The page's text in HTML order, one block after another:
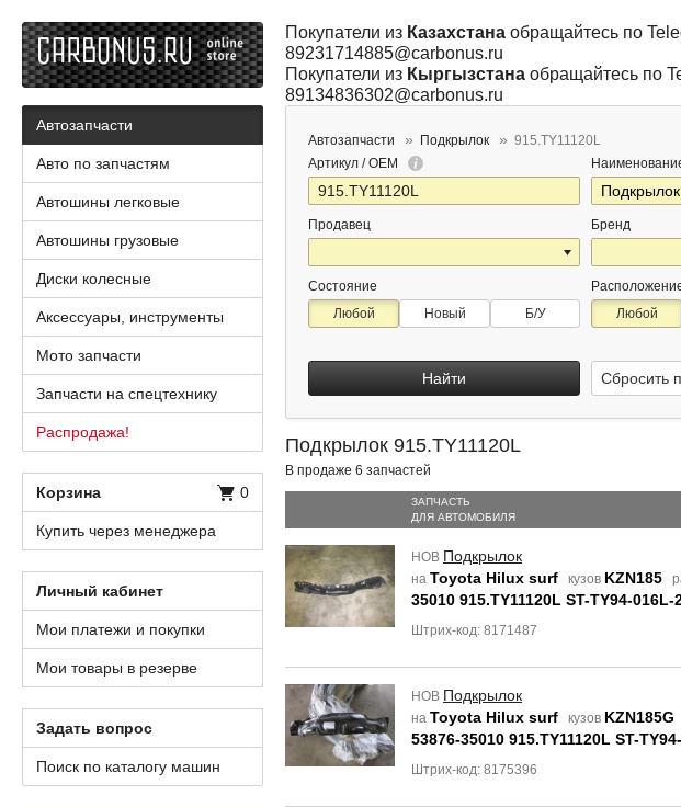
Покупатели из Казахстана обращайтесь по
89231714885@carbonus.ru
Покупатели из Кыргызстана обращайтесь по
89134836302@carbonus.ru
Автозапчасти Подкрылок
915.TY11120L
Артикул / OEM
Продавец Бренд
Состояние
Любой
Новый Б/У
Любой
Найти Сбросить
Подкрылок 915.TY11120L
В продаже 6 запчастей
ЗАПЧАСТЬ
ДЛЯ АВТОМОБИЛЯ
НОВ Подкрылок
на Toyota Hilux surf кузов KZN185
35010 915.TY11120L ST-TY94-016L-
Штрих-код: 8171487
НОВ Подкрылок
на Toyota Hilux surf кузов KZN185G
53876-35010 915.TY11120L ST-
Штрих-код: 8175396
Автозапчасти
Авто по запчастям
Автошины легковые
Автошины грузовые
Диски колесные
Аксессуары, инструменты
Мото запчасти
Запчасти на спецтехнику
Распродажа!
Корзина 0
Купить через менеджера
Личный кабинет
Мои платежи и покупки
Мои товары в резерве
Задать вопрос
Поиск по каталогу машин